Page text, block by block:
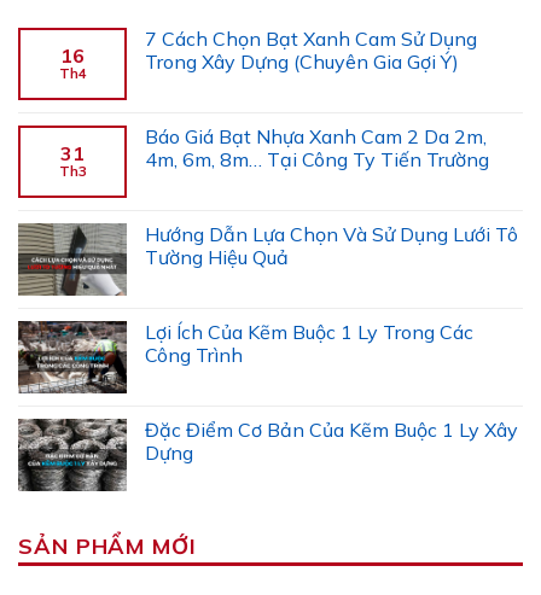
16
Th4
7 Cách Chọn Bạt Xanh Cam Sử Dụng
Trong Xây Dựng (Chuyên Gia Gợi Ý)
31
Th3
Báo Giá Bạt Nhựa Xanh Cam 2 Da 2m,
4m, 6m, 8m… Tại Công Ty Tiến Trường
Hướng Dẫn Lựa Chọn Và Sử Dụng Lưới Tô
Tường Hiệu Quả
Lợi Ích Của Kẽm Buộc 1 Ly Trong Các
Công Trình
Đặc Điểm Cơ Bản Của Kẽm Buộc 1 Ly Xây
Dựng
SẢN PHẨM MỚI